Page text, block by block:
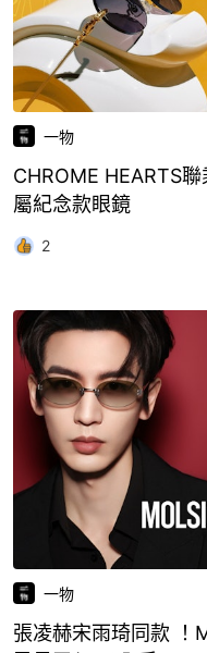
一物
CHROME HEARTS
屬紀念款眼鏡
2
一物
張凌赫宋雨琦同款 ！